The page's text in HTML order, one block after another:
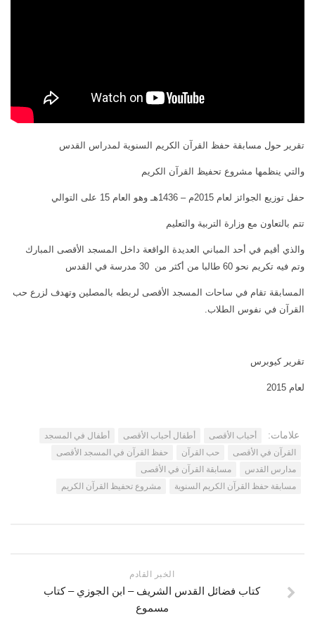
برامج إذاعية
أناشيد
متفرقات
ركن الأطفال
مكتبة الالعاب
قصص
فيديو
صور
أخرى
الموقع الأم
صور المسجد الأقصى
صور مدينة القدس
صور ترميمات إسلامية
صور انتهاكات صهيونية
خرائط ورسوم بيانية
تصاميم
صور قديمة وأثرية
صور أخرى
مكتبة المرئيات
فيديو وثائقي عن بيت المقدس
فيديو تعليمي عن بيت المقدس
العروض التقديمية
مكتبة الصوتيات
ركن الأطفال
تقرير حول مسابقة حفظ القرآن الكريم السنوية لمدراس القدس
والتي ينظمها مشروع تحفيظ القرآن الكريم
حفل توزيع الجوائز لعام 2015م – 1436هـ وهو العام 15 على التوالي
تتم بالتعاون مع وزارة التربية والتعليم
والذي أقيم في أحد المباني العديدة الواقعة داخل المسجد الأقصى المبارك
وتم فيه تكريم نحو 60 طالبا من أكثر من 30 مدرسة في القدس
المسابقة تقام في ساحات المسجد الأقصى لربطه بالمصلين وتهدف لزرع حب
القرآن في نفوس الطلاب.
تقرير كيوبرس
لعام 2015
علامات: أحباب الأقصى‬ أطفال أحباب الأقصى
أطفال في المسجد
القرآن في الأقصى
حب القرآن
حفظ القرآن في المسجد الأقصى
مدارس القدس
مسابقة القرآن في الأقصى
مسابقة حفظ القرآن الكريم السنوية
مشروع تحفيظ القرآن الكريم
الخبر القادم
كتاب فضائل القدس الشريف – ابن الجوزي – كتاب
مسموع